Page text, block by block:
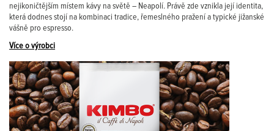
nejikoničtějším místem kávy na světě – Neapolí. Právě zde vznikla její identita,
která dodnes stojí na kombinaci tradice, řemeslného pražení a typické jižanské
vášně pro espresso.
Více o výrobci